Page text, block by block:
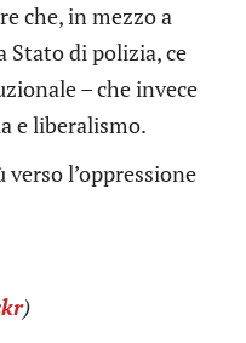
che, in mezzo a
Stato di polizia, ce
– che invece
e liberalismo.
l’oppressione
)